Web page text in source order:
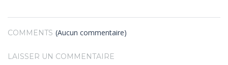
COMMENTS (Aucun commentaire)
LAISSER UN COMMENTAIRE